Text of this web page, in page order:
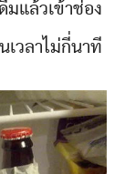
มแล้วเข้าช่อง
เวลาไม่กี่นาที